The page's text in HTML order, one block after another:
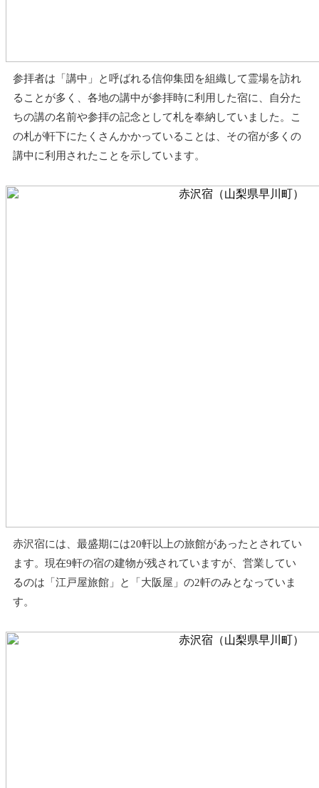
参拝者は「講中」と呼ばれる信仰集団を組織して霊場を訪れ
ることが多く、各地の講中が参拝時に利用した宿に、自分た
ちの講の名前や参拝の記念として札を奉納していました。こ
の札が軒下にたくさんかかっていることは、その宿が多くの
講中に利用されたことを示しています。
赤沢宿には、最盛期には20軒以上の旅館があったとされてい
ます。現在9軒の宿の建物が残されていますが、営業してい
るのは「江戸屋旅館」と「大阪屋」の2軒のみとなっていま
す。